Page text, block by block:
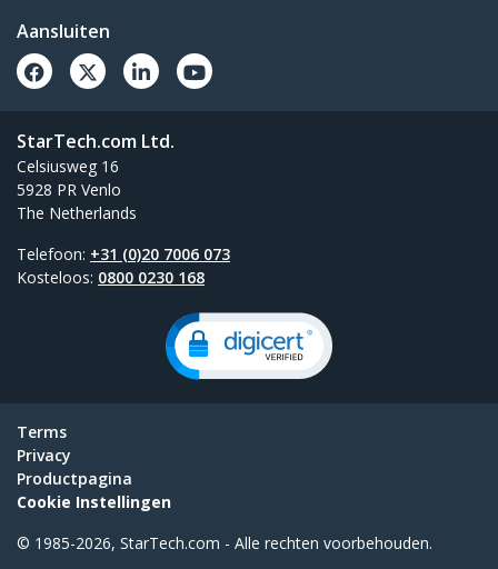
Aansluiten
StarTech.com Ltd.
Celsiusweg 16
5928 PR Venlo
The Netherlands
Telefoon: +31 (0)20 7006 073
Kosteloos: 0800 0230 168
Terms
Privacy
Productpagina
Cookie Instellingen
© 1985-2026, StarTech.com - Alle rechten voorbehouden.